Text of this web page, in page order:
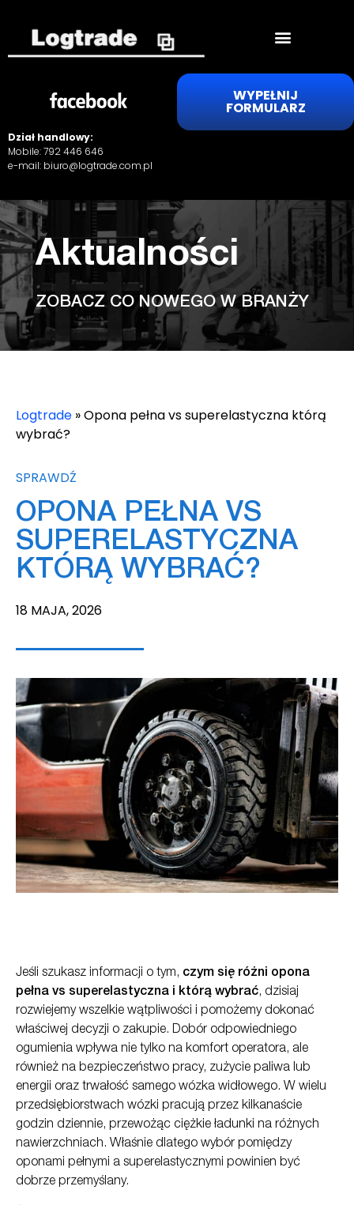
WYPEŁNIJ
FORMULARZ
Dział handlowy:
Mobile:792 446 646
e-mail: biuro@logtrade.com.pl
Aktualności
ZOBACZ CO NOWEGO W BRANŻY
Logtrade »Opona pełna vs superelastyczna którą
wybrać?
SPRAWDŹ
OPONA PEŁNA VS
SUPERELASTYCZNA
KTÓRĄ WYBRAĆ?
18 MAJA, 2026
Jeśli szukasz informacji o tym, czym się różni opona
pełna vs superelastyczna i którą wybrać, dzisiaj
rozwiejemy wszelkie wątpliwości i pomożemy dokonać
właściwej decyzji o zakupie. Dobór odpowiedniego
ogumienia wpływa nie tylko na komfort operatora, ale
również na bezpieczeństwo pracy, zużycie paliwa lub
energii oraz trwałość samego wózka widłowego. W wielu
przedsiębiorstwach wózki pracują przez kilkanaście
godzin dziennie, przewożąc ciężkie ładunki na różnych
nawierzchniach. Właśnie dlatego wybór pomiędzy
oponami pełnymi a superelastycznymi powinien być
dobrze przemyślany.